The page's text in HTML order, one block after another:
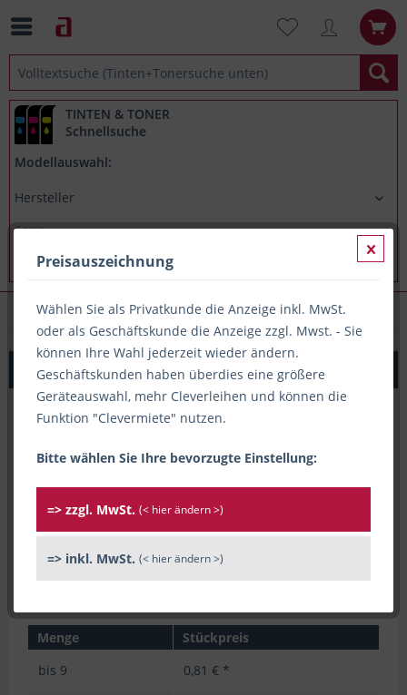
TINTEN & TONER
Schnellsuche
Modellauswahl:
Lineale
Lineal 30cm Plastik, transparent, Alco
Menge
Stückpreis
bis 9 0,81 € *
Preisauszeichnung
Wählen Sie als Privatkunde die Anzeige inkl. MwSt.
oder als Geschäftskunde die Anzeige zzgl. Mwst. - Sie
können Ihre Wahl jederzeit wieder ändern.
Geschäftskunden haben überdies eine größere
Geräteauswahl, mehr Cleverleihen und können die
Funktion "Clevermiete" nutzen.
Bitte wählen Sie Ihre bevorzugte Einstellung:
=> zzgl. MwSt. (< hier ändern >)
=> inkl. MwSt. (< hier ändern >)